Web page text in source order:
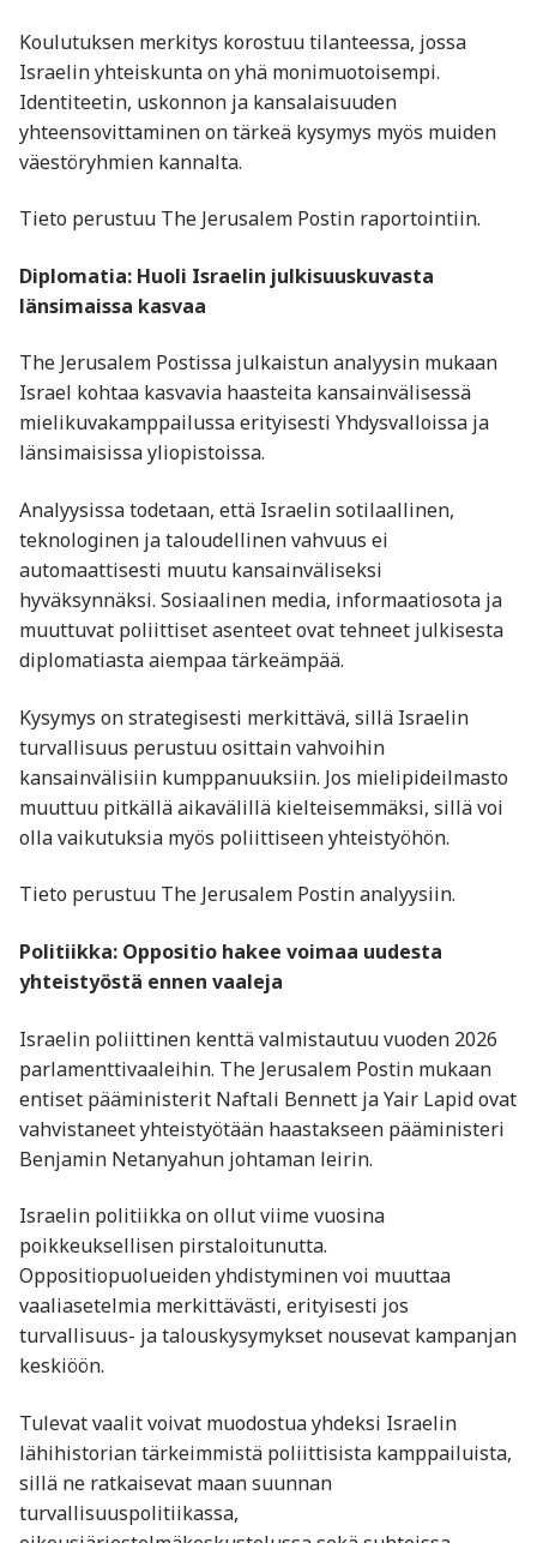
Koulutuksen merkitys korostuu tilanteessa, jossa
Israelin yhteiskunta on yhä monimuotoisempi.
Identiteetin, uskonnon ja kansalaisuuden
yhteensovittaminen on tärkeä kysymys myös muiden
väestöryhmien kannalta.
Tieto perustuu The Jerusalem Postin raportointiin.
Diplomatia: Huoli Israelin julkisuuskuvasta
länsimaissa kasvaa
The Jerusalem Postissa julkaistun analyysin mukaan
Israel kohtaa kasvavia haasteita kansainvälisessä
mielikuvakamppailussa erityisesti Yhdysvalloissa ja
länsimaisissa yliopistoissa.
Analyysissa todetaan, että Israelin sotilaallinen,
teknologinen ja taloudellinen vahvuus ei
automaattisesti muutu kansainväliseksi
hyväksynnäksi. Sosiaalinen media, informaatiosota ja
muuttuvat poliittiset asenteet ovat tehneet julkisesta
diplomatiasta aiempaa tärkeämpää.
Kysymys on strategisesti merkittävä, sillä Israelin
turvallisuus perustuu osittain vahvoihin
kansainvälisiin kumppanuuksiin. Jos mielipideilmasto
muuttuu pitkällä aikavälillä kielteisemmäksi, sillä voi
olla vaikutuksia myös poliittiseen yhteistyöhön.
Tieto perustuu The Jerusalem Postin analyysiin.
Politiikka: Oppositio hakee voimaa uudesta
yhteistyöstä ennen vaaleja
Israelin poliittinen kenttä valmistautuu vuoden 2026
parlamenttivaaleihin. The Jerusalem Postin mukaan
entiset pääministerit Naftali Bennett ja Yair Lapid ovat
vahvistaneet yhteistyötään haastakseen pääministeri
Benjamin Netanyahun johtaman leirin.
Israelin politiikka on ollut viime vuosina
poikkeuksellisen pirstaloitunutta.
Oppositiopuolueiden yhdistyminen voi muuttaa
vaaliasetelmia merkittävästi, erityisesti jos
turvallisuus- ja talouskysymykset nousevat kampanjan
keskiöön.
Tulevat vaalit voivat muodostua yhdeksi Israelin
lähihistorian tärkeimmistä poliittisista kamppailuista,
sillä ne ratkaisevat maan suunnan
turvallisuuspolitiikassa,